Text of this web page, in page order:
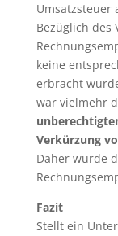
Umsatzsteuer
Bezüglich des
keine
erbracht
war vielmehr
Verkürzung
Daher wurde
Fazit
Stellt ein